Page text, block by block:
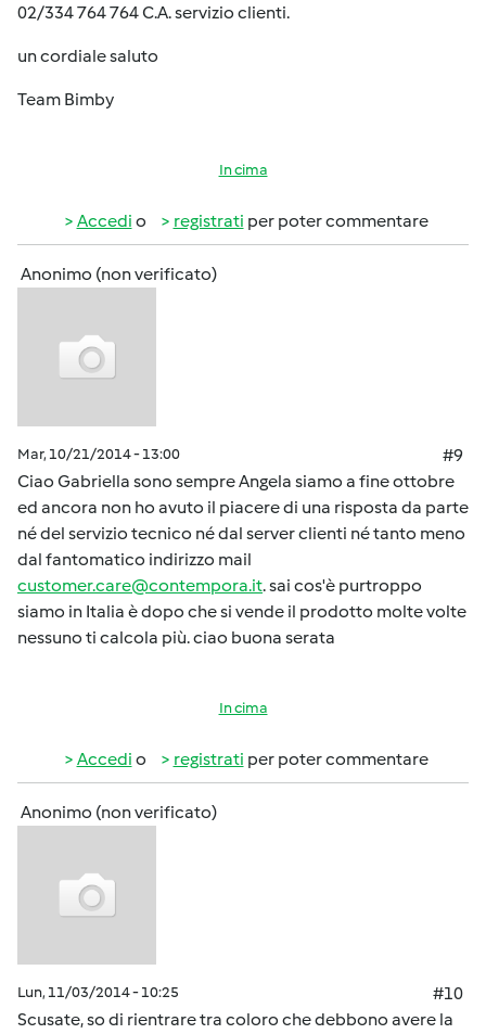
02/334 764 764 C.A. servizio clienti.
un cordiale saluto
Team Bimby
In cima
Accedi o registrati per poter commentare
Anonimo (non verificato)
Mar, 10/21/2014 - 13:00
#9
Ciao Gabriella sono sempre Angela siamo a fine ottobre
ed ancora non ho avuto il piacere di una risposta da parte
né del servizio tecnico né dal server clienti né tanto meno
dal fantomatico indirizzo mail
customer.care@contempora.it. sai cos'è purtroppo
siamo in Italia è dopo che si vende il prodotto molte volte
nessuno ti calcola più. ciao buona serata
In cima
Accedi o registrati per poter commentare
Anonimo (non verificato)
Lun, 11/03/2014 - 10:25
#10
Scusate, so di rientrare tra coloro che debbono avere la